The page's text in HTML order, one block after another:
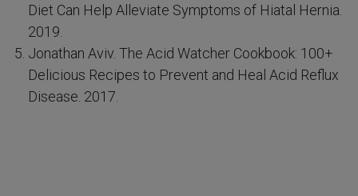
Diet Can Help Alleviate Symptoms of Hiatal Hernia.
2019.
Jonathan Aviv. The Acid Watcher Cookbook: 100+
Delicious Recipes to Prevent and Heal Acid Reflux
Disease. 2017.